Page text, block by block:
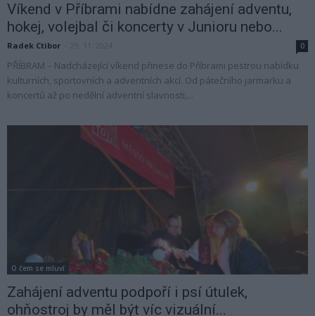
Víkend v Příbrami nabídne zahájení adventu,
hokej, volejbal či koncerty v Junioru nebo...
Radek Ctibor 0
PŘÍBRAM – Nadcházející víkend přinese do Příbrami pestrou nabídku
kulturních, sportovních a adventních akcí. Od pátečního jarmarku a
koncertů až po nedělní adventní slavnosti,...
O čem se mluví
Zahájení adventu podpoří i psí útulek,
ohňostroj by měl být víc vizuální...